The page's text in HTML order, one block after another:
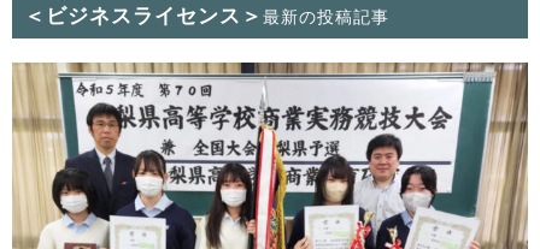
＜ビジネスライセンス＞ 最新の投稿記事